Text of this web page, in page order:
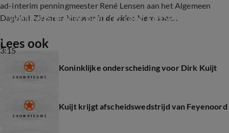
ad-interim penningmeester René Lensen aan het Algemeen
Dagblad. Zie meer hierover in de video hieronder...
3:15
Wesley Sneijder over rel rond DHSC.
Lees ook
Koninklijke onderscheiding voor Dirk Kuijt
Kuijt krijgt afscheidswedstrijd van Feyenoord